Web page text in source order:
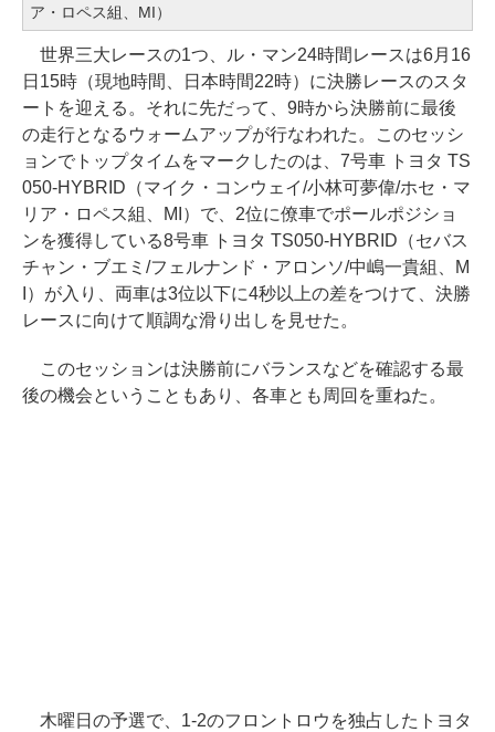
ア・ロペス組、MI）
世界三大レースの1つ、ル・マン24時間レースは6月16
日15時（現地時間、日本時間22時）に決勝レースのスタ
ートを迎える。それに先だって、9時から決勝前に最後
の走行となるウォームアップが行なわれた。このセッシ
ョンでトップタイムをマークしたのは、7号車 トヨタ TS
050-HYBRID（マイク・コンウェイ/小林可夢偉/ホセ・マ
リア・ロペス組、MI）で、2位に僚車でポールポジショ
ンを獲得している8号車 トヨタ TS050-HYBRID（セバス
チャン・ブエミ/フェルナンド・アロンソ/中嶋一貴組、M
I）が入り、両車は3位以下に4秒以上の差をつけて、決勝
レースに向けて順調な滑り出しを見せた。
このセッションは決勝前にバランスなどを確認する最
後の機会ということもあり、各車とも周回を重ねた。
木曜日の予選で、1-2のフロントロウを独占したトヨタ